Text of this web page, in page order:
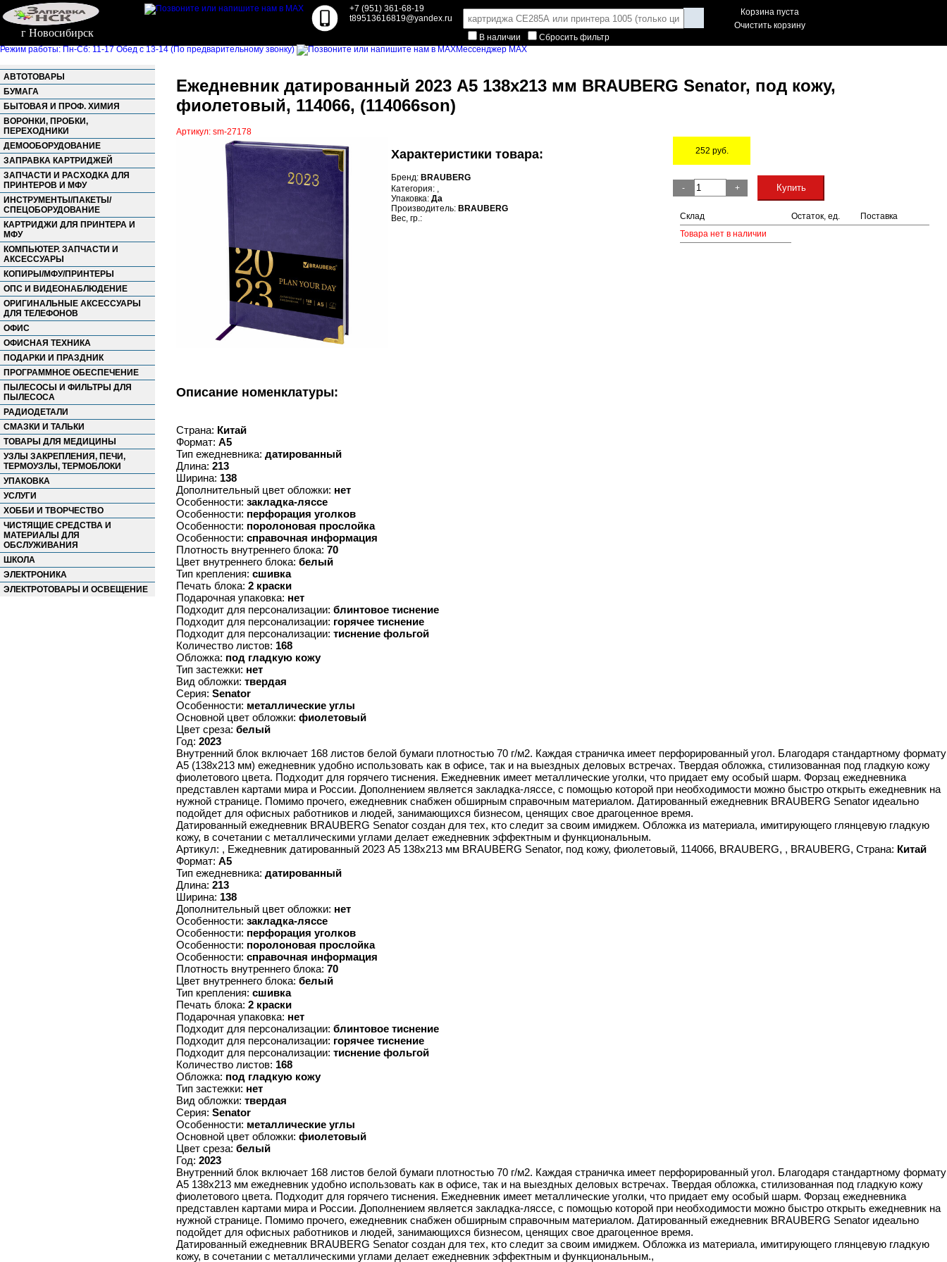
г Новосибирск
+7 (951) 361-68-19
t89513616819@yandex.ru
В наличии
Сбросить фильтр
Корзина пуста
Очистить корзину
Режим работы: Пн-Сб: 11-17 Обед с 13-14 (По предварительному звонку) Мессенджер MAX
АВТОТОВАРЫ
БУМАГА
БЫТОВАЯ И ПРОФ. ХИМИЯ
ВОРОНКИ, ПРОБКИ,
ПЕРЕХОДНИКИ
ДЕМООБОРУДОВАНИЕ
ЗАПРАВКА КАРТРИДЖЕЙ
ЗАПЧАСТИ И РАСХОДКА ДЛЯ
ПРИНТЕРОВ И МФУ
ИНСТРУМЕНТЫ/ПАКЕТЫ/
СПЕЦОБОРУДОВАНИЕ
КАРТРИДЖИ ДЛЯ ПРИНТЕРА И
МФУ
КОМПЬЮТЕР. ЗАПЧАСТИ И
АКСЕССУАРЫ
КОПИРЫ/МФУ/ПРИНТЕРЫ
ОПС И ВИДЕОНАБЛЮДЕНИЕ
ОРИГИНАЛЬНЫЕ АКСЕССУАРЫ
ДЛЯ ТЕЛЕФОНОВ
ОФИС
ОФИСНАЯ ТЕХНИКА
ПОДАРКИ И ПРАЗДНИК
ПРОГРАММНОЕ ОБЕСПЕЧЕНИЕ
ПЫЛЕСОСЫ И ФИЛЬТРЫ ДЛЯ
ПЫЛЕСОСА
РАДИОДЕТАЛИ
СМАЗКИ И ТАЛЬКИ
ТОВАРЫ ДЛЯ МЕДИЦИНЫ
УЗЛЫ ЗАКРЕПЛЕНИЯ, ПЕЧИ,
ТЕРМОУЗЛЫ, ТЕРМОБЛОКИ
УПАКОВКА
УСЛУГИ
ХОББИ И ТВОРЧЕСТВО
ЧИСТЯЩИЕ СРЕДСТВА И
МАТЕРИАЛЫ ДЛЯ
ОБСЛУЖИВАНИЯ
ШКОЛА
ЭЛЕКТРОНИКА
ЭЛЕКТРОТОВАРЫ И ОСВЕЩЕНИЕ
Ежедневник датированный 2023 А5 138x213 мм BRAUBERG Senator, под кожу,
фиолетовый, 114066, (114066son)
Артикул: sm-27178
Характеристики товара:
Бренд: BRAUBERG
Категория: ,
Упаковка: Да
Производитель: BRAUBERG
Вес, гр.:
252 руб.
-
+ Купить
Склад Остаток, ед.
Поставка
Товара нет в наличии
Описание номенклатуры:
Страна: Китай
Формат: А5
Тип ежедневника: датированный
Длина: 213
Ширина: 138
Дополнительный цвет обложки: нет
Особенности: закладка-ляссе
Особенности: перфорация уголков
Особенности: поролоновая прослойка
Особенности: справочная информация
Плотность внутреннего блока: 70
Цвет внутреннего блока: белый
Тип крепления: сшивка
Печать блока: 2 краски
Подарочная упаковка: нет
Подходит для персонализации: блинтовое тиснение
Подходит для персонализации: горячее тиснение
Подходит для персонализации: тиснение фольгой
Количество листов: 168
Обложка: под гладкую кожу
Тип застежки: нет
Вид обложки: твердая
Серия: Senator
Особенности: металлические углы
Основной цвет обложки: фиолетовый
Цвет среза: белый
Год: 2023
Внутренний блок включает 168 листов белой бумаги плотностью 70 г/м2. Каждая страничка имеет перфорированный угол. Благодаря стандартному формату
А5 (138х213 мм) ежедневник удобно использовать как в офисе, так и на выездных деловых встречах. Твердая обложка, стилизованная под гладкую кожу
фиолетового цвета. Подходит для горячего тиснения. Ежедневник имеет металлические уголки, что придает ему особый шарм. Форзац ежедневника
представлен картами мира и России. Дополнением является закладка-ляссе, с помощью которой при необходимости можно быстро открыть ежедневник на
нужной странице. Помимо прочего, ежедневник снабжен обширным справочным материалом. Датированный ежедневник BRAUBERG Senator идеально
подойдет для офисных работников и людей, занимающихся бизнесом, ценящих свое драгоценное время.
Датированный ежедневник BRAUBERG Senator создан для тех, кто следит за своим имиджем. Обложка из материала, имитирующего глянцевую гладкую
кожу, в сочетании с металлическими углами делает ежедневник эффектным и функциональным.
Артикул: , Ежедневник датированный 2023 А5 138x213 мм BRAUBERG Senator, под кожу, фиолетовый, 114066, BRAUBERG, , BRAUBERG, Страна: Китай
Формат: А5
Тип ежедневника: датированный
Длина: 213
Ширина: 138
Дополнительный цвет обложки: нет
Особенности: закладка-ляссе
Особенности: перфорация уголков
Особенности: поролоновая прослойка
Особенности: справочная информация
Плотность внутреннего блока: 70
Цвет внутреннего блока: белый
Тип крепления: сшивка
Печать блока: 2 краски
Подарочная упаковка: нет
Подходит для персонализации: блинтовое тиснение
Подходит для персонализации: горячее тиснение
Подходит для персонализации: тиснение фольгой
Количество листов: 168
Обложка: под гладкую кожу
Тип застежки: нет
Вид обложки: твердая
Серия: Senator
Особенности: металлические углы
Основной цвет обложки: фиолетовый
Цвет среза: белый
Год: 2023
Внутренний блок включает 168 листов белой бумаги плотностью 70 г/м2. Каждая страничка имеет перфорированный угол. Благодаря стандартному формату
А5 138х213 мм ежедневник удобно использовать как в офисе, так и на выездных деловых встречах. Твердая обложка, стилизованная под гладкую кожу
фиолетового цвета. Подходит для горячего тиснения. Ежедневник имеет металлические уголки, что придает ему особый шарм. Форзац ежедневника
представлен картами мира и России. Дополнением является закладка-ляссе, с помощью которой при необходимости можно быстро открыть ежедневник на
нужной странице. Помимо прочего, ежедневник снабжен обширным справочным материалом. Датированный ежедневник BRAUBERG Senator идеально
подойдет для офисных работников и людей, занимающихся бизнесом, ценящих свое драгоценное время.
Датированный ежедневник BRAUBERG Senator создан для тех, кто следит за своим имиджем. Обложка из материала, имитирующего глянцевую гладкую
кожу, в сочетании с металлическими углами делает ежедневник эффектным и функциональным.,